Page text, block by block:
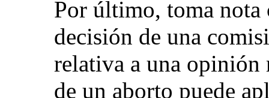
Por último, toma nota
decisión de una
relativa a una opinión
de un aborto puede